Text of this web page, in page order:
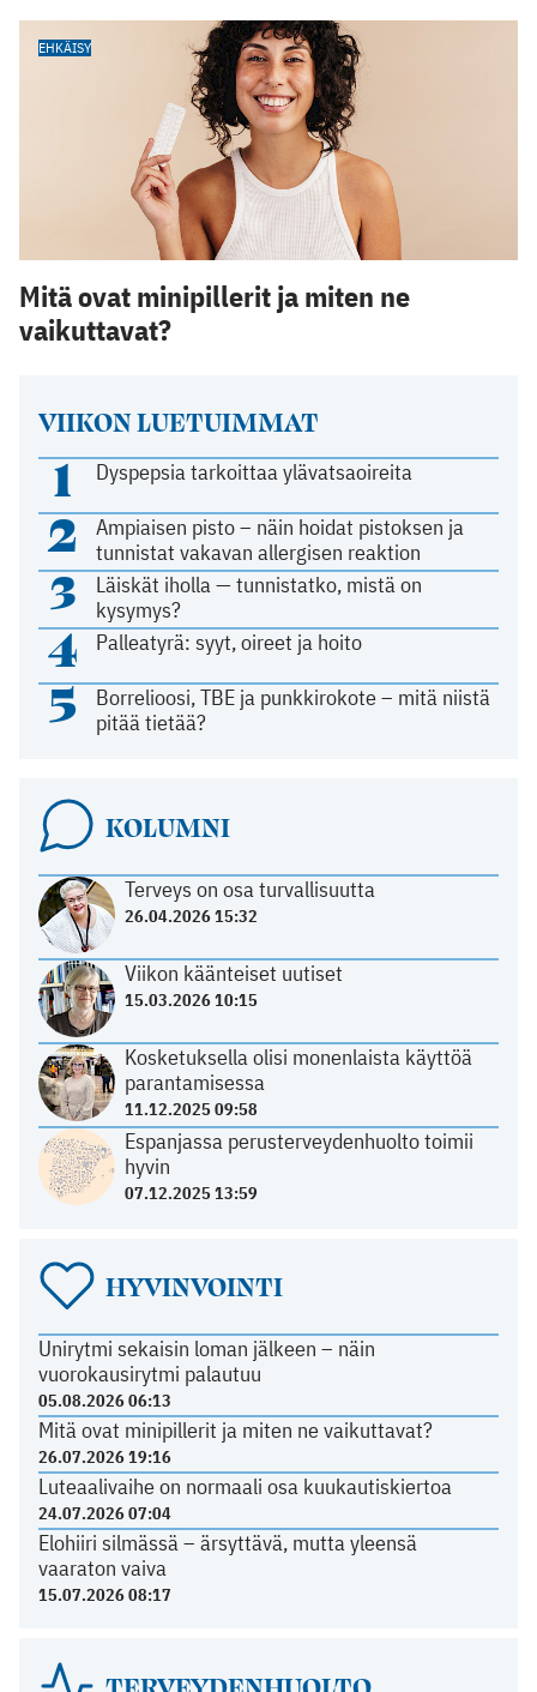
VIIKON LUETUIMMAT
1 Dyspepsia tarkoittaa ylävatsaoireita
2
Ampiaisen pisto – näin hoidat pistoksen ja
tunnistat vakavan allergisen reaktion
3
Läiskät iholla — tunnistatko, mistä on
kysymys?
4 Palleatyrä: syyt, oireet ja hoito
5
Borrelioosi, TBE ja punkkirokote – mitä niistä
pitää tietää?
KOLUMNI
Terveys on osa turvallisuutta
26.04.2026 15:32
Viikon käänteiset uutiset
15.03.2026 10:15
Kosketuksella olisi monenlaista käyttöä
parantamisessa
11.12.2025 09:58
Espanjassa perusterveydenhuolto toimii
hyvin
07.12.2025 13:59
HYVINVOINTI
Unirytmi sekaisin loman jälkeen – näin
vuorokausirytmi palautuu
05.08.2026 06:13
Mitä ovat minipillerit ja miten ne vaikuttavat?
26.07.2026 19:16
Luteaalivaihe on normaali osa kuukautiskiertoa
24.07.2026 07:04
Elohiiri silmässä – ärsyttävä, mutta yleensä
vaaraton vaiva
15.07.2026 08:17
EHKÄISY
Mitä ovat minipillerit ja miten ne
vaikuttavat?